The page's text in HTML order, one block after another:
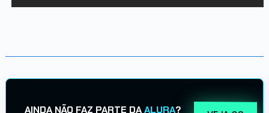
AINDA NÃO FAZ PARTE DAALURA?